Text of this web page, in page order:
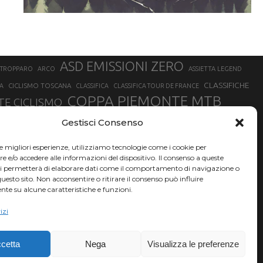
Gestisci Consenso
migliori esperienze, utilizziamo tecnologie come i cookie per
e/o accedere alle informazioni del dispositivo. Il consenso a queste
permetterà di elaborare dati come il comportamento di navigazione o
sito. Non acconsentire o ritirare il consenso può influire
su alcune caratteristiche e funzioni.
Nega Visualizza le preferenze
ARCO ASD EMISSIONI ZERO ASSIETTA LEGEND
CICLISMO TOSCANA CLASSIFICA CLASSIFICA TOUR DE FRANCE CLASSIFICHE
CICLISMO COPPA PIEMONTE MTB
FABIO ARU FIAB FINALE LIGURE
HERVÉ BARMASSE INSUBRIA BIKE FESTIVAL
LUCA BRAIDOT MARATHON BIKE DELLA BRIANZA
MATHIEU VAN DER POEL
TRIATHLON OLIMPICO